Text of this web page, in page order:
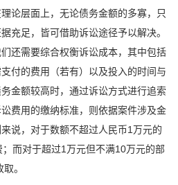
论层面上，无论债务金额的多寡，只
充足，皆可借助诉讼途径予以解决。
还需要综合权衡诉讼成本，其中包括
付的费用（若有）以及投入的时间与
金额较高时，通过诉讼方式进行追索
费用的缴纳标准，则依据案件涉及金
说，对于数额不超过人民币1万元的
而对于超过1万元但不满10万元的部
。